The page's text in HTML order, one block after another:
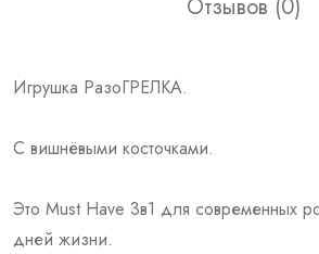
Отзывов (0)
Игрушка РазоГРЕЛКА.
С вишнёвыми косточками.
Это Must Have 3в1 для современных
дней жизни.